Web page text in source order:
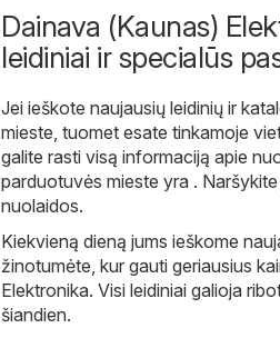
Dainava (Kaunas)
leidiniai ir specialūs
Jei ieškote naujausių leidinių ir
mieste, tuomet esate tinkamoje
galite rasti visą informaciją apie
parduotuvės mieste yra .
nuolaidos.
Kiekvieną dieną jums ieškome
žinotumėte, kur gauti geriausius
Elektronika. Visi leidiniai galioja
šiandien.